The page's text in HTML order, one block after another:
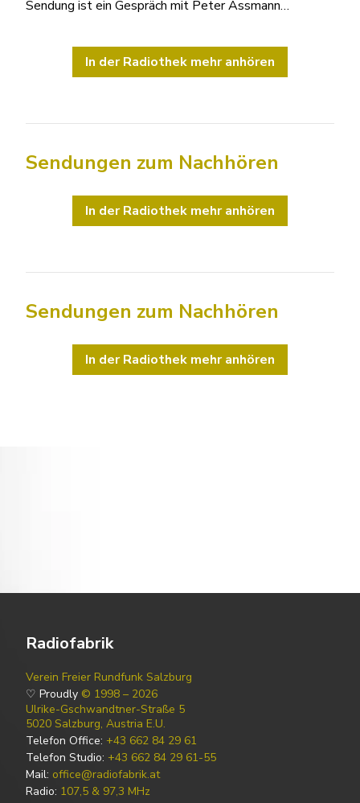
Sendung ist ein Gespräch mit Peter Assmann…
In der Radiothek mehr anhören
Sendungen zum Nachhören
In der Radiothek mehr anhören
Sendungen zum Nachhören
In der Radiothek mehr anhören
Radiofabrik
Verein Freier Rundfunk Salzburg
♡ Proudly © 1998 – 2026
Ulrike-Gschwandtner-Straße 5
5020 Salzburg, Austria E.U.
Telefon Office: +43 662 84 29 61
Telefon Studio: +43 662 84 29 61-55
Mail: office@radiofabrik.at
Radio: 107,5 & 97,3 MHz